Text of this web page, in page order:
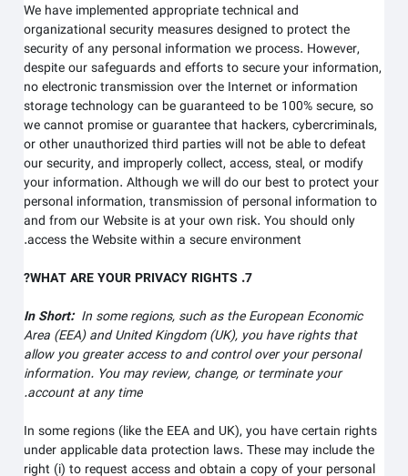
We have implemented appropriate technical and
organizational security measures designed to protect the
security of any personal information we process. However,
despite our safeguards and efforts to secure your information,
no electronic transmission over the Internet or information
storage technology can be guaranteed to be 100% secure, so
we cannot promise or guarantee that hackers, cybercriminals,
or other unauthorized third parties will not be able to defeat
our security, and improperly collect, access, steal, or modify
your information. Although we will do our best to protect your
personal information, transmission of personal information to
and from ourWebsiteis at your own risk. You should only
access theWebsitewithin a secure environment.
In Short: In some regions, such as the European Economic
Area (EEA) and United Kingdom (UK), you have rights that
allow you greater access to and control over your personal
information.You may review, change, or terminate your
account at any time.
In some regions (like the EEA and UK), you have certain rights
under applicable data protection laws. These may include the
right (i) to request access and obtain a copy of your personal